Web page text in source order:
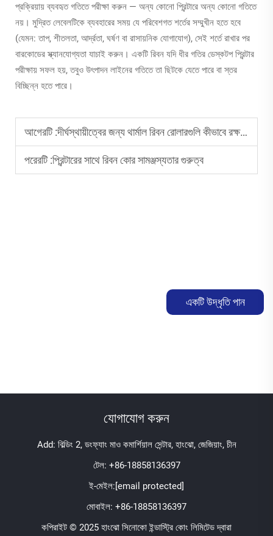
প্রক্রিয়ায় ব্যবহৃত গতিতে পরীক্ষা করুন — অন্য কোনো প্রিন্টারে অন্য কোনো গতিতে
নয়। মুদ্রিত লেবেলটিকে ব্যবহারের সময় যে পরিবেশগত শর্তের সম্মুখীন হতে হবে
(যেমন: তাপ, শীতলতা, আর্দ্রতা, ঘর্ষণ বা রাসায়নিক যোগাযোগ), সেই শর্তে রাখার পর
বারকোডের স্ক্যানযোগ্যতা যাচাই করুন। একটি রিবন যদি ধীর গতির ডেস্কটপ প্রিন্টার
পরীক্ষায় সফল হয়, তবুও উৎপাদন লাইনের গতিতে তা ছিটকে যেতে পারে বা স্তর
বিচ্ছিন্ন হতে পারে।
আগেরটি :দীর্ঘস্থায়ীত্বের জন্য থার্মাল রিবন রোলারগুলি কীভাবে রক্ষণাবেক্ষণ করবেন
পরেরটি :প্রিন্টারের সাথে রিবন কোর সামঞ্জস্যতার গুরুত্ব
একটি উদ্ধৃতি পান
যোগাযোগ করুন
Add: বিল্ডিং 2, ডংফ্যাং মাও কমার্শিয়াল সেন্টার, হাংঝো, জেজিয়াং, চীন
টেল: +86-18858136397
ই-মেইল:[email protected]
মোবাইল: +86-18858136397
কপিরাইট © 2025 হাংঝো সিনোকো ইন্ডাস্ট্রি কোং লিমিটেড দ্বারা